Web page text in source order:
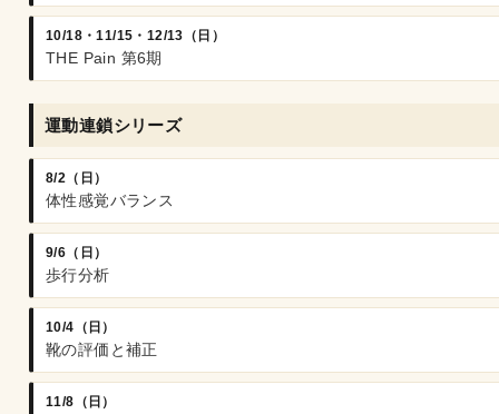
10/18・11/15・12/13（日）
THE Pain 第6期
運動連鎖シリーズ
8/2（日）
体性感覚バランス
9/6（日）
歩行分析
10/4（日）
靴の評価と補正
11/8（日）